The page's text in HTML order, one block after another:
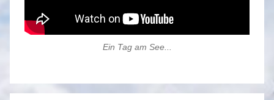
Ein Tag am See...